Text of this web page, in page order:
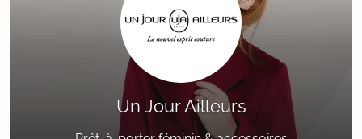
Un Jour Ailleurs